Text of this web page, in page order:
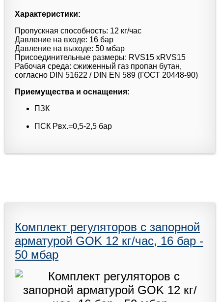
Характеристики:
Пропускная способность: 12 кг/час
Давление на входе: 16 бар
Давление на выходе: 50 мбар
Присоединительные размеры: RVS15 xRVS15
Рабочая среда: сжиженный газ пропан бутан,
согласно DIN 51622 / DIN EN 589 (ГОСТ 20448-90)
Приемущества и оснащения:
ПЗК
ПСК Pвх.=0,5-2,5 бар
Комплект регуляторов с запорной
арматурой GOK 12 кг/час, 16 бар -
50 мбар